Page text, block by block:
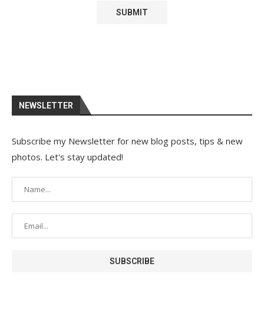
NEWSLETTER
Subscribe my Newsletter for new blog posts, tips & new
photos. Let's stay updated!